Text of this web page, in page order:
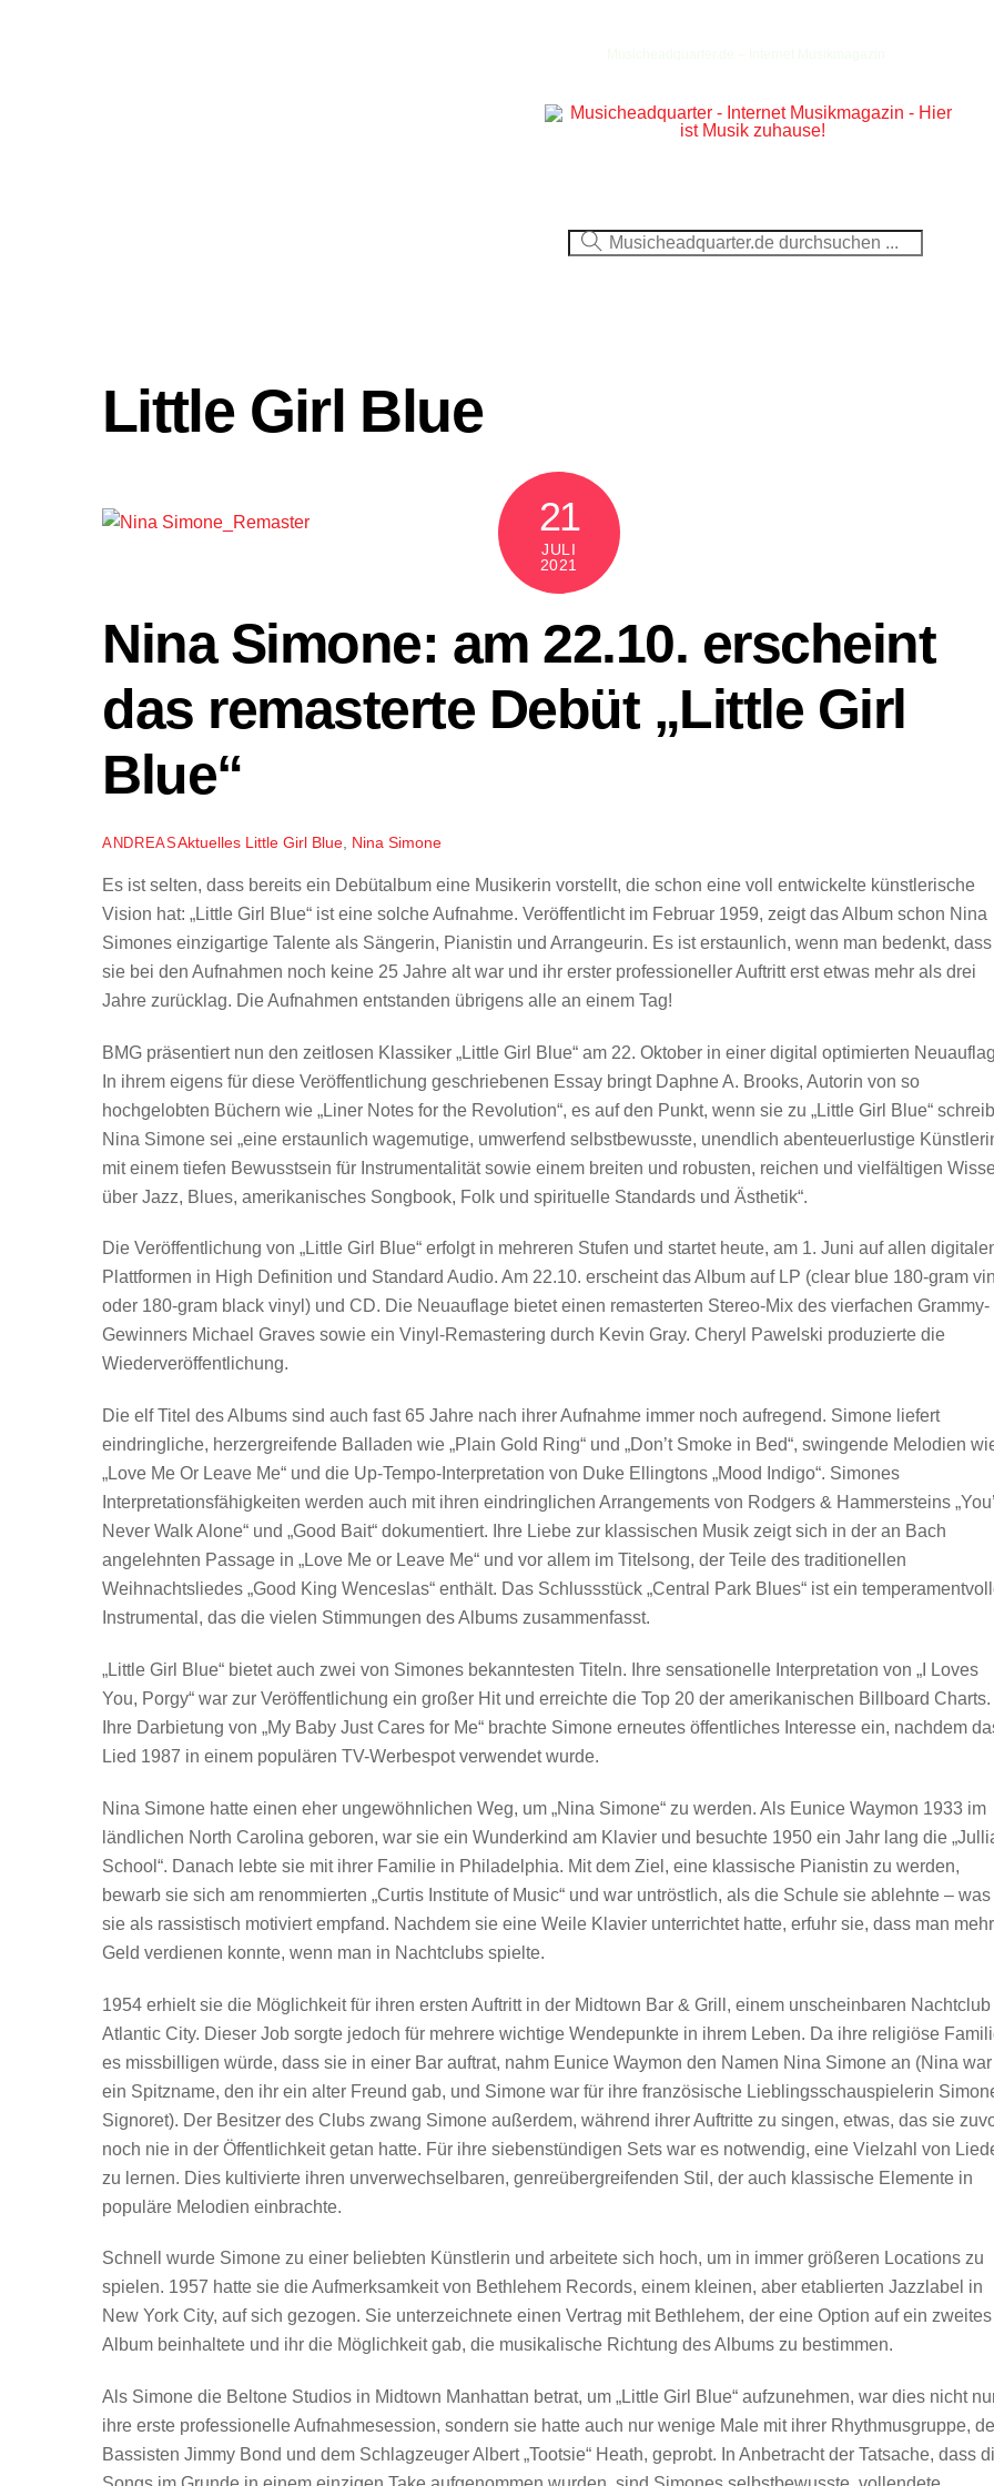
Little Girl Blue
21
JULI
2021
Nina Simone: am 22.10. erscheint
das remasterte Debüt „Little Girl
Blue“
ANDREASAktuelles Little Girl Blue, Nina Simone
Es ist selten, dass bereits ein Debütalbum eine Musikerin vorstellt, die schon eine voll entwickelte künstlerische
Vision hat: „Little Girl Blue“ ist eine solche Aufnahme. Veröffentlicht im Februar 1959, zeigt das Album schon Nina
Simones einzigartige Talente als Sängerin, Pianistin und Arrangeurin. Es ist erstaunlich, wenn man bedenkt, dass
sie bei den Aufnahmen noch keine 25 Jahre alt war und ihr erster professioneller Auftritt erst etwas mehr als drei
Jahre zurücklag. Die Aufnahmen entstanden übrigens alle an einem Tag!
BMG präsentiert nun den zeitlosen Klassiker „Little Girl Blue“ am 22. Oktober in einer digital optimierten
In ihrem eigens für diese Veröffentlichung geschriebenen Essay bringt Daphne A. Brooks, Autorin von so
hochgelobten Büchern wie „Liner Notes for the Revolution“, es auf den Punkt, wenn sie zu „Little Girl Blue“
Nina Simone sei „eine erstaunlich wagemutige, umwerfend selbstbewusste, unendlich abenteuerlustige
mit einem tiefen Bewusstsein für Instrumentalität sowie einem breiten und robusten, reichen und vielfältigen
über Jazz, Blues, amerikanisches Songbook, Folk und spirituelle Standards und Ästhetik“.
Die Veröffentlichung von „Little Girl Blue“ erfolgt in mehreren Stufen und startet heute, am 1. Juni auf allen
Plattformen in High Definition und Standard Audio. Am 22.10. erscheint das Album auf LP (clear blue 180-gram
oder 180-gram black vinyl) und CD. Die Neuauflage bietet einen remasterten Stereo-Mix des vierfachen Grammy-
Gewinners Michael Graves sowie ein Vinyl-Remastering durch Kevin Gray. Cheryl Pawelski produzierte die
Wiederveröffentlichung.
Die elf Titel des Albums sind auch fast 65 Jahre nach ihrer Aufnahme immer noch aufregend. Simone liefert
eindringliche, herzergreifende Balladen wie „Plain Gold Ring“ und „Don’t Smoke in Bed“, swingende Melodien
„Love Me Or Leave Me“ und die Up-Tempo-Interpretation von Duke Ellingtons „Mood Indigo“. Simones
Interpretationsfähigkeiten werden auch mit ihren eindringlichen Arrangements von Rodgers & Hammersteins
Never Walk Alone“ und „Good Bait“ dokumentiert. Ihre Liebe zur klassischen Musik zeigt sich in der an Bach
angelehnten Passage in „Love Me or Leave Me“ und vor allem im Titelsong, der Teile des traditionellen
Weihnachtsliedes „Good King Wenceslas“ enthält. Das Schlussstück „Central Park Blues“ ist ein
Instrumental, das die vielen Stimmungen des Albums zusammenfasst.
„Little Girl Blue“ bietet auch zwei von Simones bekanntesten Titeln. Ihre sensationelle Interpretation von „I Loves
You, Porgy“ war zur Veröffentlichung ein großer Hit und erreichte die Top 20 der amerikanischen Billboard Charts.
Ihre Darbietung von „My Baby Just Cares for Me“ brachte Simone erneutes öffentliches Interesse ein, nachdem
Lied 1987 in einem populären TV-Werbespot verwendet wurde.
Nina Simone hatte einen eher ungewöhnlichen Weg, um „Nina Simone“ zu werden. Als Eunice Waymon 1933 im
ländlichen North Carolina geboren, war sie ein Wunderkind am Klavier und besuchte 1950 ein Jahr lang die
School“. Danach lebte sie mit ihrer Familie in Philadelphia. Mit dem Ziel, eine klassische Pianistin zu werden,
bewarb sie sich am renommierten „Curtis Institute of Music“ und war untröstlich, als die Schule sie ablehnte – was
sie als rassistisch motiviert empfand. Nachdem sie eine Weile Klavier unterrichtet hatte, erfuhr sie, dass man mehr
Geld verdienen konnte, wenn man in Nachtclubs spielte.
1954 erhielt sie die Möglichkeit für ihren ersten Auftritt in der Midtown Bar & Grill, einem unscheinbaren Nachtclub
Atlantic City. Dieser Job sorgte jedoch für mehrere wichtige Wendepunkte in ihrem Leben. Da ihre religiöse
es missbilligen würde, dass sie in einer Bar auftrat, nahm Eunice Waymon den Namen Nina Simone an (Nina war
ein Spitzname, den ihr ein alter Freund gab, und Simone war für ihre französische Lieblingsschauspielerin
Signoret). Der Besitzer des Clubs zwang Simone außerdem, während ihrer Auftritte zu singen, etwas, das sie
noch nie in der Öffentlichkeit getan hatte. Für ihre siebenstündigen Sets war es notwendig, eine Vielzahl von
zu lernen. Dies kultivierte ihren unverwechselbaren, genreübergreifenden Stil, der auch klassische Elemente in
populäre Melodien einbrachte.
Schnell wurde Simone zu einer beliebten Künstlerin und arbeitete sich hoch, um in immer größeren Locations zu
spielen. 1957 hatte sie die Aufmerksamkeit von Bethlehem Records, einem kleinen, aber etablierten Jazzlabel in
New York City, auf sich gezogen. Sie unterzeichnete einen Vertrag mit Bethlehem, der eine Option auf ein zweites
Album beinhaltete und ihr die Möglichkeit gab, die musikalische Richtung des Albums zu bestimmen.
Als Simone die Beltone Studios in Midtown Manhattan betrat, um „Little Girl Blue“ aufzunehmen, war dies nicht
ihre erste professionelle Aufnahmesession, sondern sie hatte auch nur wenige Male mit ihrer Rhythmusgruppe,
Bassisten Jimmy Bond und dem Schlagzeuger Albert „Tootsie“ Heath, geprobt. In Anbetracht der Tatsache, dass